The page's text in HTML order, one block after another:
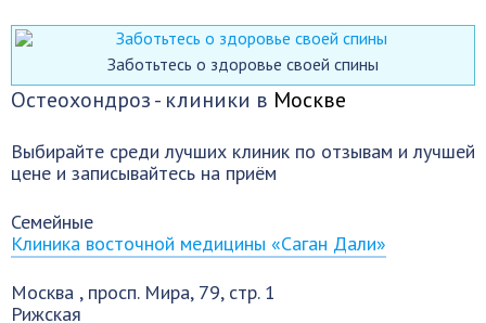
Заботьтесь о здоровье своей спины
Остеохондроз - клиники в Москве
Выбирайте среди лучших клиник по отзывам и лучшей
цене и записывайтесь на приём
Семейные
Клиника восточной медицины «Саган Дали»
Москва , просп. Мира, 79, стр. 1
Рижская